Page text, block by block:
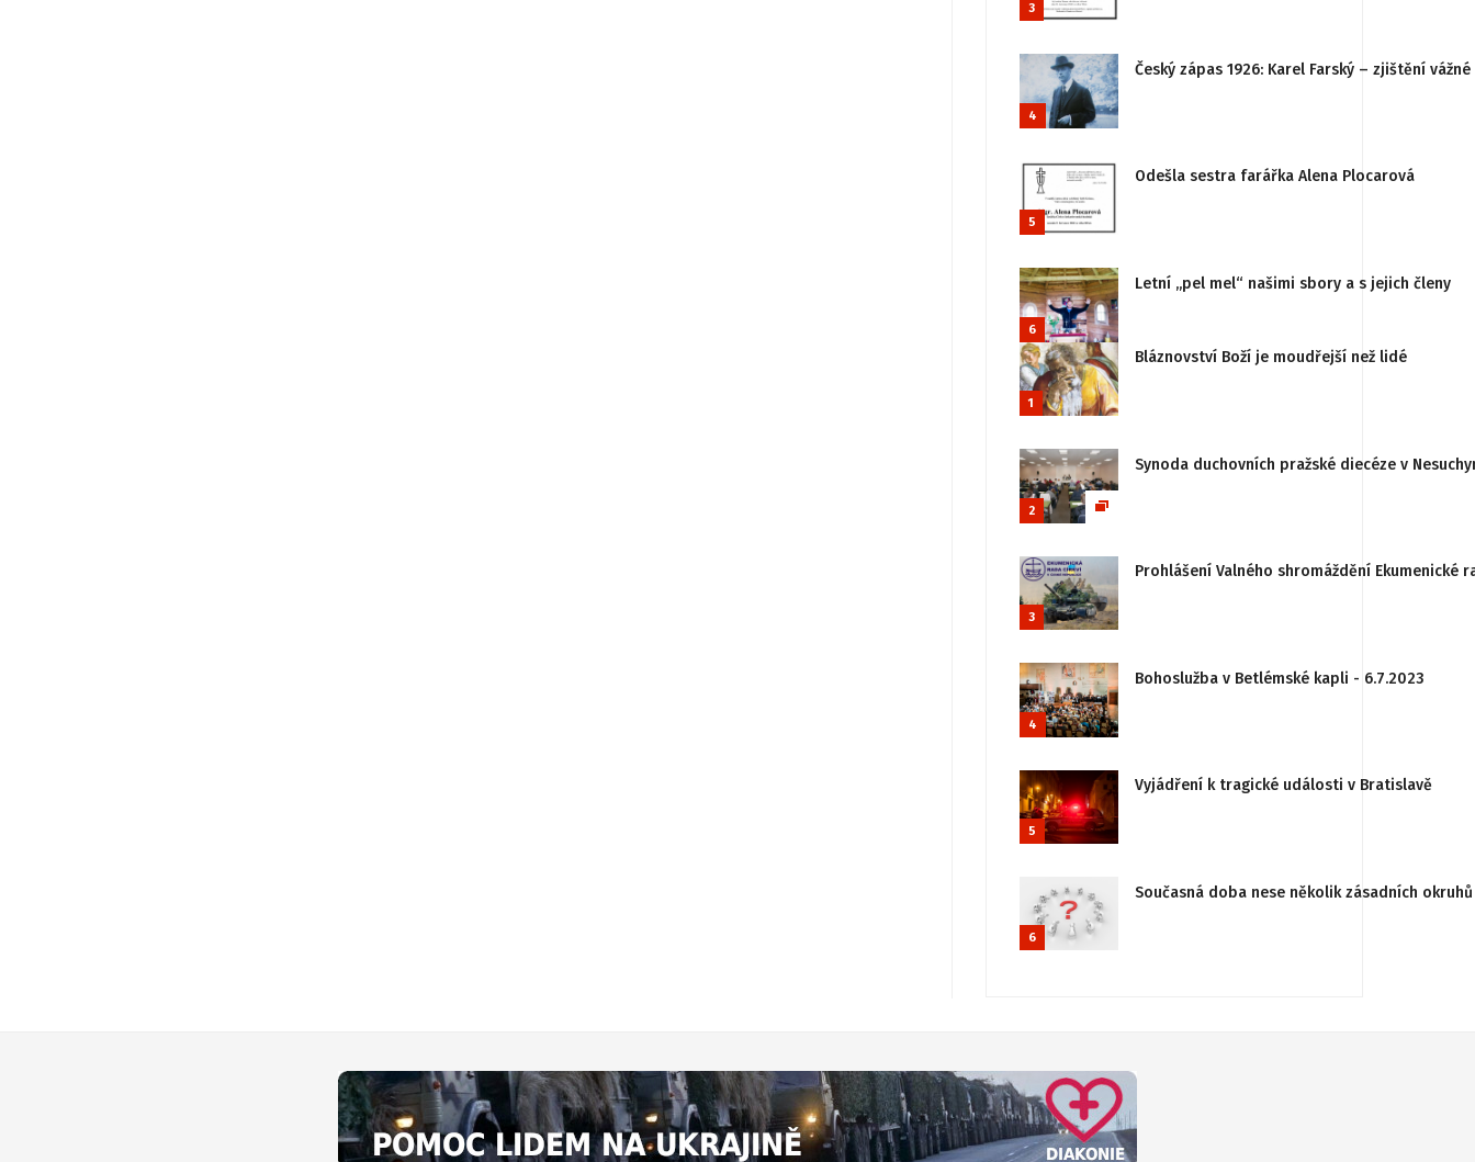
3
4
Český zápas 1926: Karel Farský – zjištění
5
Odešla sestra farářka Alena Plocarová
6
Letní „pel mel“ našimi sbory a s jejich členy
1
Bláznovství Boží je moudřejší než lidé
2
Synoda duchovních pražské diecéze v
3
Prohlášení Valného shromáždění
4
Bohoslužba v Betlémské kapli - 6.7.2023
5
Vyjádření k tragické události v Bratislavě
6
Současná doba nese několik zásadních